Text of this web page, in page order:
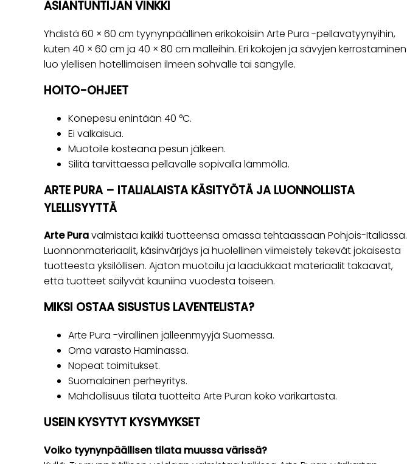
ASIANTUNTIJAN VINKKI
Yhdistä 60 × 60 cm tyynynpäällinen erikokoisiin Arte Pura -pellavatyynyihin,
kuten 40 × 60 cm ja 40 × 80 cm malleihin. Eri kokojen ja sävyjen kerrostaminen
luo ylellisen hotellimaisen ilmeen sohvalle tai sängylle.
HOITO-OHJEET
Konepesu enintään 40 °C.
Ei valkaisua.
Muotoile kosteana pesun jälkeen.
Silitä tarvittaessa pellavalle sopivalla lämmöllä.
ARTE PURA – ITALIALAISTA KÄSITYÖTÄ JA LUONNOLLISTA
YLELLISYYTTÄ
Arte Puravalmistaa kaikki tuotteensa omassa tehtaassaan Pohjois-Italiassa.
Luonnonmateriaalit, käsinvärjäys ja huolellinen viimeistely tekevät jokaisesta
tuotteesta yksilöllisen. Ajaton muotoilu ja laadukkaat materiaalit takaavat,
että tuotteet säilyvät kauniina vuodesta toiseen.
MIKSI OSTAA SISUSTUS LAVENTELISTA?
Arte Pura -virallinen jälleenmyyjä Suomessa.
Oma varasto Haminassa.
Nopeat toimitukset.
Suomalainen perheyritys.
Mahdollisuus tilata tuotteita Arte Puran koko värikartasta.
USEIN KYSYTYT KYSYMYKSET
Voiko tyynynpäällisen tilata muussa värissä?